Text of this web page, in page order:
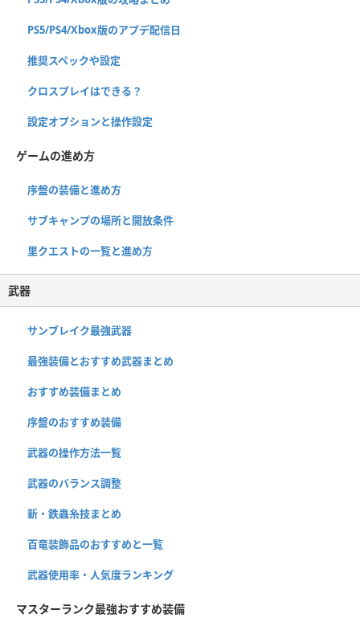
PS5/PS4/Xbox版のアプデ配信日
推奨スペックや設定
クロスプレイはできる？
設定オプションと操作設定
ゲームの進め方
序盤の装備と進め方
サブキャンプの場所と開放条件
里クエストの一覧と進め方
武器
サンブレイク最強武器
最強装備とおすすめ武器まとめ
おすすめ装備まとめ
序盤のおすすめ装備
武器の操作方法一覧
武器のバランス調整
新・鉄蟲糸技まとめ
百竜装飾品のおすすめと一覧
武器使用率・人気度ランキング
マスターランク最強おすすめ装備